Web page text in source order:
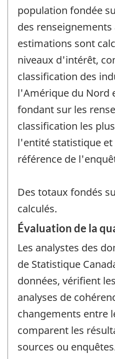
population fondée
des renseignements
estimations sont
niveaux d'intérêt,
classification des
l'Amérique du Nord
fondant sur les
classification les
l'entité statistique et
référence de
Des totaux fondés
calculés.
Évaluation de la
Les analystes des
de Statistique
données, vérifient
analyses de
changements entre
comparent les
sources ou